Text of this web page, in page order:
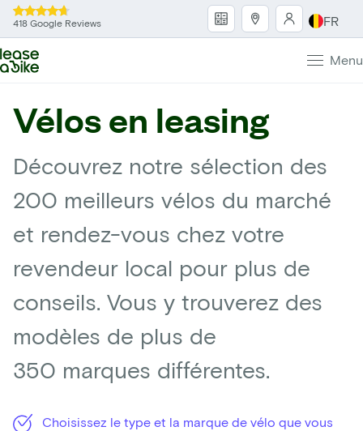
418 Google Reviews FR
Menu
Vélos en leasing
Découvrez notre sélection des
200 meilleurs vélos du marché
et rendez-vous chez votre
revendeur local pour plus de
conseils. Vous y trouverez des
modèles de plus de
350 marques différentes.
Choisissez le type et la marque de vélo que vous